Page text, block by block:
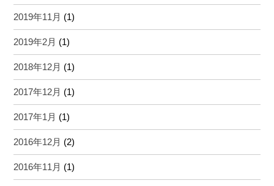
2019年11月 (1)
2019年2月 (1)
2018年12月 (1)
2017年12月 (1)
2017年1月 (1)
2016年12月 (2)
2016年11月 (1)